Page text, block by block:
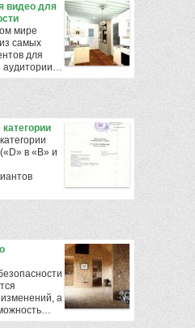
видео для
мире
самых
для
аудитории…
в «B» и
а